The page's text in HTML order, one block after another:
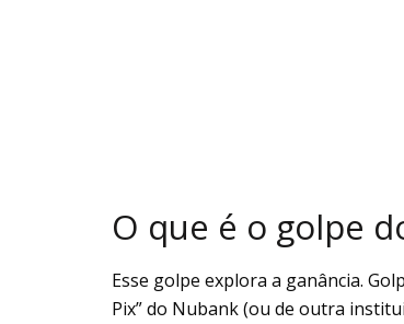
O que é o golpe
Esse golpe explora a ganância.
Pix” do Nubank (ou de outra